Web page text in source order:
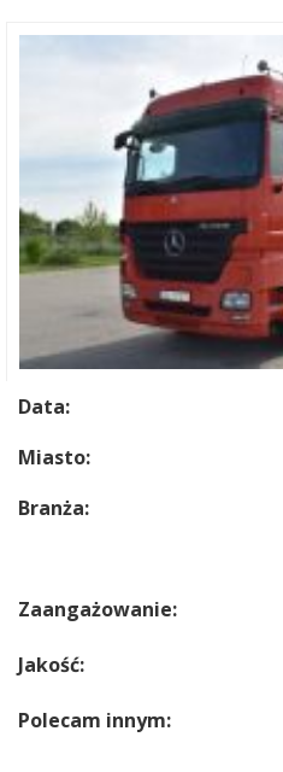
Data:
Miasto:
Branża:
Zaangażowanie:
Jakość:
Polecam innym: